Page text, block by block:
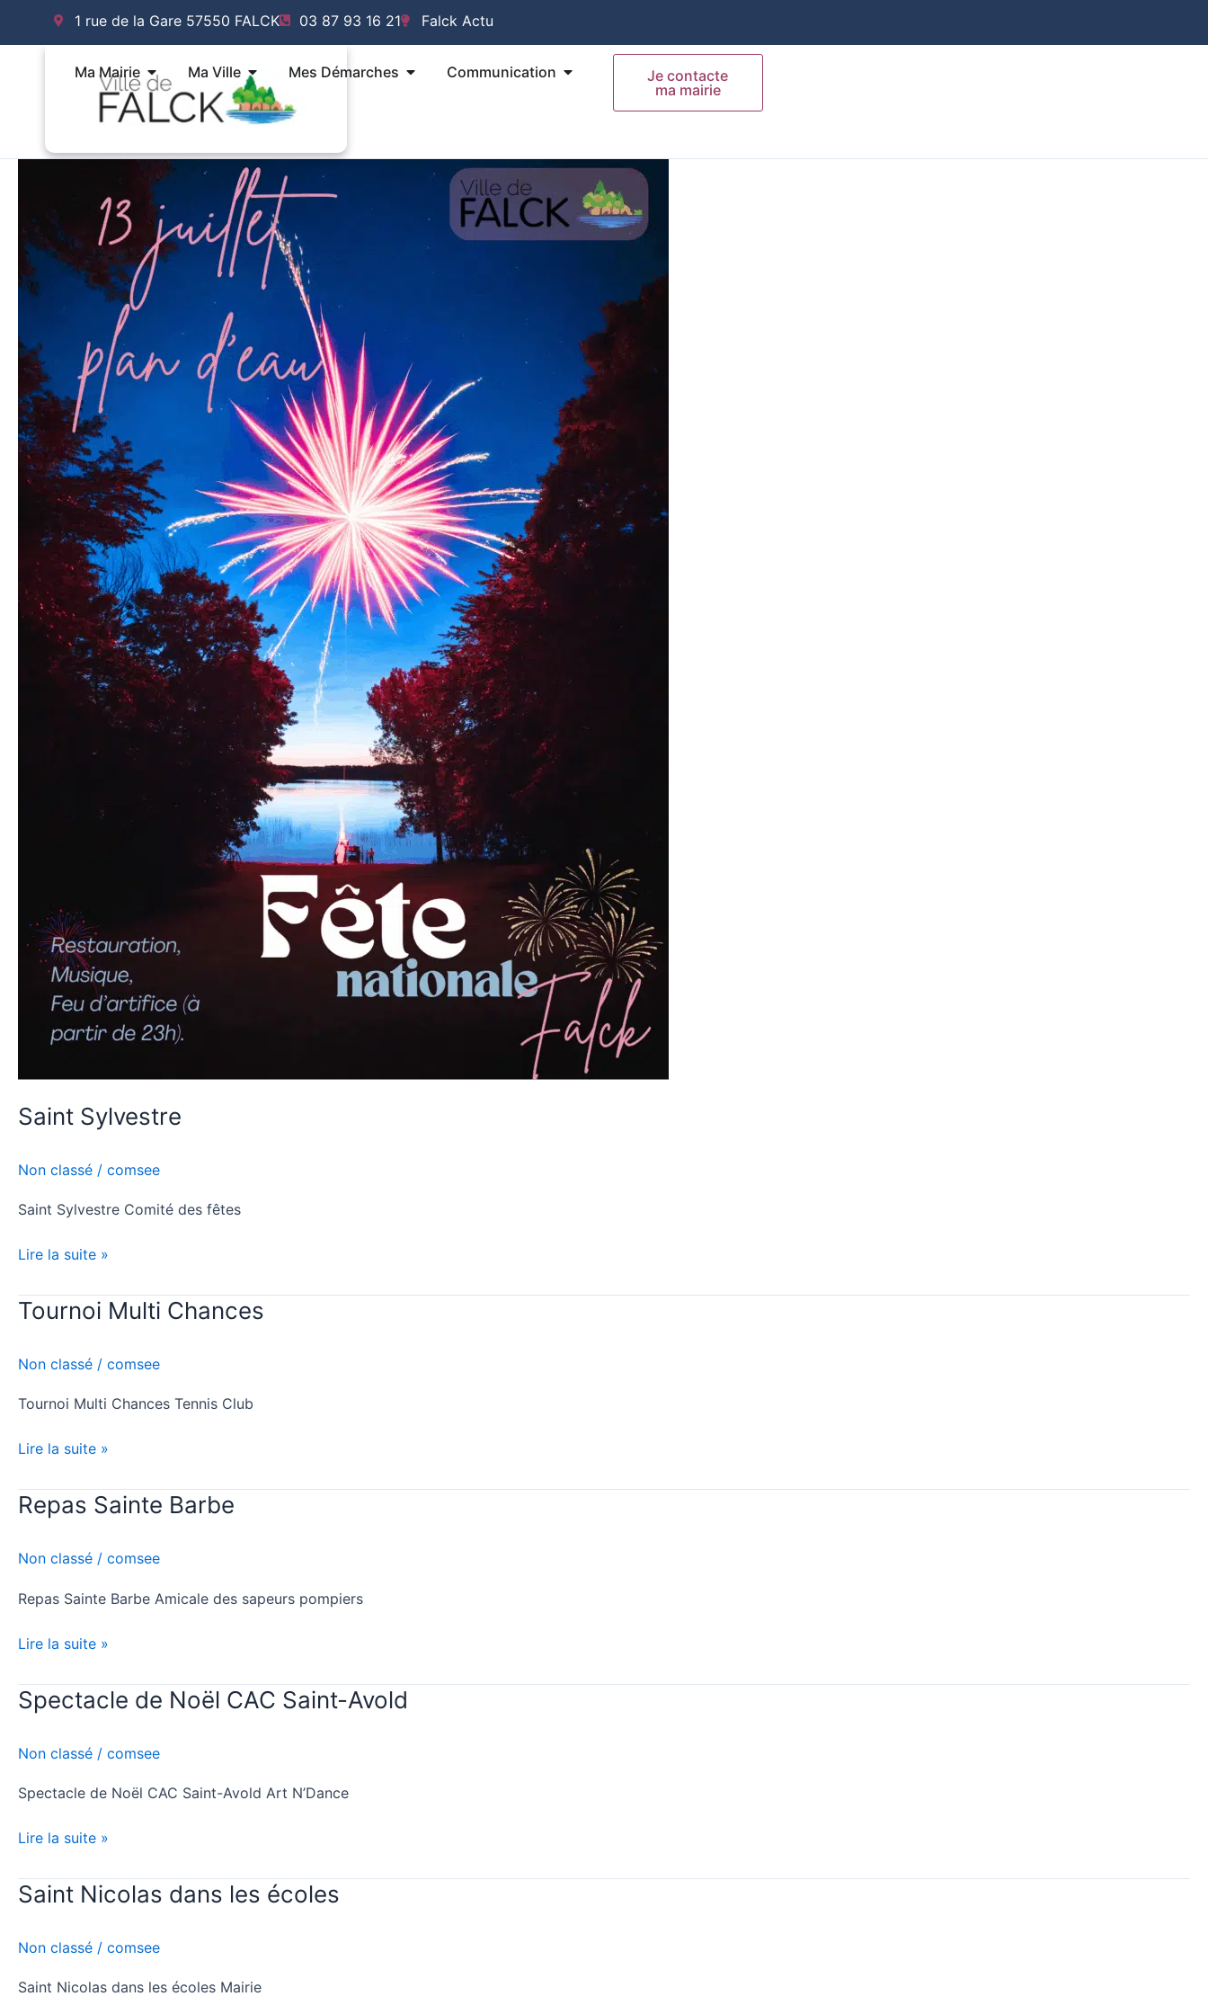
1 rue de la Gare 57550 FALCK 03 87 93 16 21 Falck Actu
Ma Mairie Ouvrir Ma Mairie
Ma Ville Ouvrir Ma Ville
Mes Démarches Ouvrir Mes Démarches
Communication Ouvrir Communication
Je contacte
ma mairie
NON CLASSÉ
Saint Sylvestre
Non classé / comsee
Saint Sylvestre Comité des fêtes
Lire la suite »
Tournoi Multi Chances
Non classé / comsee
Tournoi Multi Chances Tennis Club
Tournoi
Lire la suite »
Repas Sainte Barbe
Non classé / comsee
Repas Sainte Barbe Amicale des sapeurs pompiers
Repas
Sainte
Lire la suite »
Spectacle de Noël CAC Saint-Avold
Non classé / comsee
Spectacle de Noël CAC Saint-Avold Art N’Dance
Spectacle
CAC
Saint-
Lire la suite »
Saint Nicolas dans les écoles
Non classé / comsee
Saint Nicolas dans les écoles Mairie
Saint
les
écoles